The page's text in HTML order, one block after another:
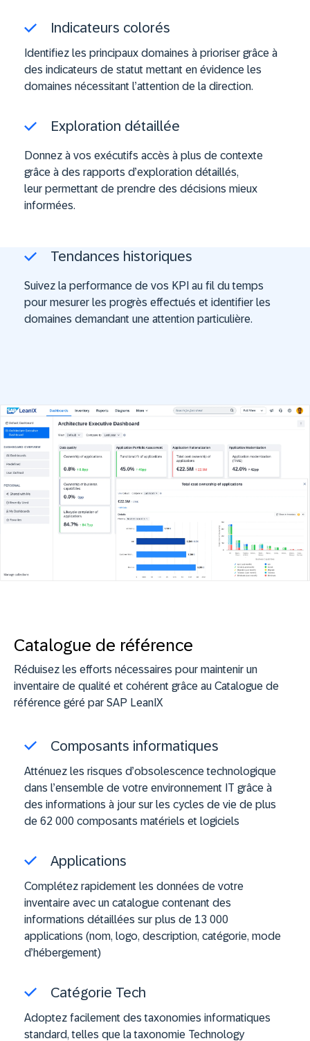
Indicateurs colorés
Identifiez les principaux domaines à prioriser grâce à
des indicateurs de statut mettant en évidence les
domaines nécessitant l’attention de la direction.
Exploration détaillée
Donnez à vos exécutifs accès à plus de contexte
grâce à des rapports d’exploration détaillés,
leur permettant de prendre des décisions mieux
informées.
Tendances historiques
Suivez la performance de vos KPI au fil du temps
pour mesurer les progrès effectués et identifier les
domaines demandant une attention particulière.
Catalogue de référence
Réduisez les efforts nécessaires pour maintenir un
inventaire de qualité et cohérent grâce au Catalogue de
référence géré par SAP LeanIX
Composants informatiques
Atténuez les risques d’obsolescence technologique
dans l’ensemble de votre environnement IT grâce à
des informations à jour sur les cycles de vie de plus
de 62 000 composants matériels et logiciels
Applications
Complétez rapidement les données de votre
inventaire avec un catalogue contenant des
informations détaillées sur plus de 13 000
applications (nom, logo, description, catégorie, mode
d’hébergement)
Catégorie Tech
Adoptez facilement des taxonomies informatiques
standard, telles que la taxonomie Technology